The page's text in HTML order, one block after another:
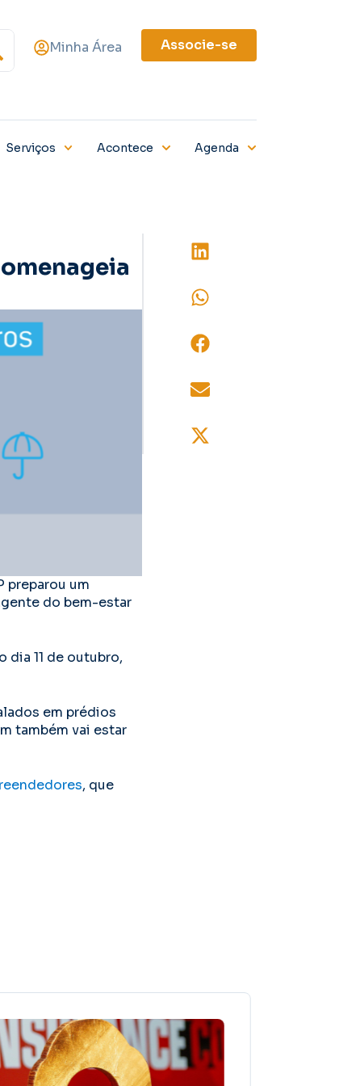
Minha Área Associe-se
Serviços Acontece Agenda
preparou um
do bem-estar
dia 11 de outubro,
em prédios
também vai estar
, que